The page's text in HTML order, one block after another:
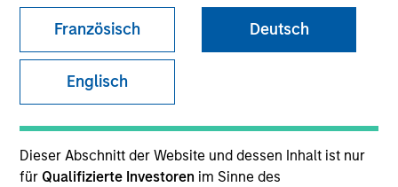
Französisch Deutsch
Englisch
Dieser Abschnitt der Website und dessen Inhalt ist nur
für Qualifizierte Investoren im Sinne des
Wesentliche Anlegerinformationen
(KID)
Ressourcen